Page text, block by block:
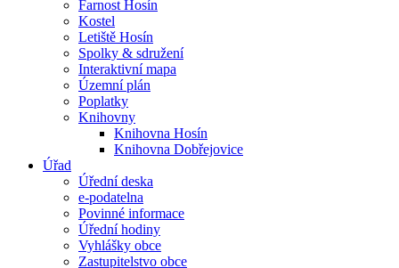
Farnost Hosín
Kostel
Letiště Hosín
Spolky & sdružení
Interaktivní mapa
Územní plán
Poplatky
Knihovny
Knihovna Hosín
Knihovna Dobřejovice
Úřad
Úřední deska
e-podatelna
Povinné informace
Úřední hodiny
Vyhlášky obce
Zastupitelstvo obce